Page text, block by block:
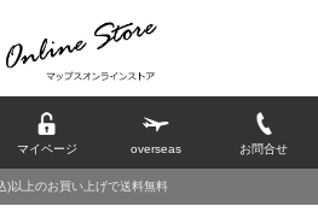
マイページ overseas お問合せ
)以上のお買い上げで送料無料